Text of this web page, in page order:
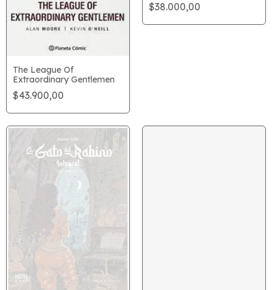
The League Of
Extraordinary Gentlemen
$43.900,00
$38.000,00